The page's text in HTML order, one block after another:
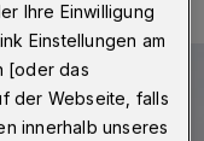
Ihre Einwilligung
Einstellungen am
[oder das
der Webseite, falls
innerhalb unseres